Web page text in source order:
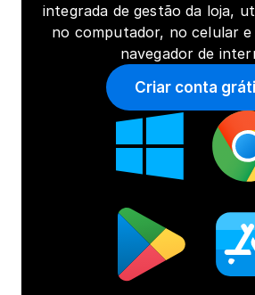
integrada de gestão da loja,
no computador, no celular e
navegador de
Criar conta